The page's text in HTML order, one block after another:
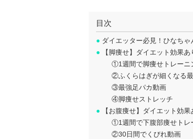
目次
● ダイエッター必見！ひなち
● 【脚痩せ】ダイエット効果
①1週間で脚痩せトレーニ
②ふくらはぎが細くなる
③最強足パカ動画
④脚痩せストレッチ
● 【お腹痩せ】ダイエット効
①1週間で下腹部痩せトレ
②30日間でくびれ動画